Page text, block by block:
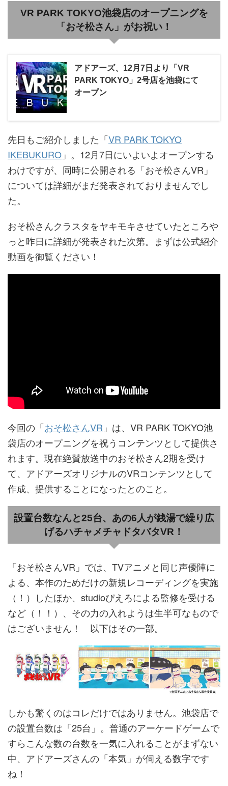
VR PARK TOKYO池袋店のオープニングを
「おそ松さん」がお祝い！
アドアーズ、12月7日より「VR
PARK TOKYO」2号店を池袋にて
オープン
先日もご紹介しました「VR PARK TOKYO
IKEBUKURO 」。12月7日にいよいよオープンする
わけですが、同時に公開される「おそ松さんVR」
については詳細がまだ発表されておりませんでし
た。
おそ松さんクラスタをヤキモキさせていたところや
っと昨日に詳細が発表された次第。まずは公式紹介
動画を御覧ください！
今回の「おそ松さんVR 」は、VR PARK TOKYO池
袋店のオープニングを祝うコンテンツとして提供さ
れます。現在絶賛放送中のおそ松さん2期を受け
て、アドアーズオリジナルのVRコンテンツとして
作成、提供することになったとのこと。
設置台数なんと25台、あの6人が銭湯で繰り広
げるハチャメチャドタバタVR！
「おそ松さんVR」では、TVアニメと同じ声優陣に
よる、本作のためだけの新規レコーディングを実施
（！）したほか、studioぴえろによる監修を受ける
など（！！）、その力の入れようは生半可なもので
はございません！ 以下はその一部。
しかも驚くのはコレだけではありません。池袋店で
の設置台数は「25台」。普通のアーケードゲームで
すらこんな数の台数を一気に入れることがまずない
中、アドアーズさんの「本気」が伺える数字です
ね！